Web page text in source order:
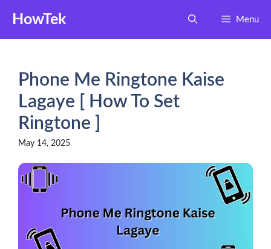
content
HowTek Menu
Phone Me Ringtone Kaise
Lagaye [ How To Set
Ringtone ]
May 14, 2025